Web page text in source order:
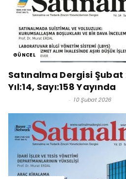
GÜNCEL
Satınalma Dergisi Şubat
Yıl:14, Sayı:158 Yayında
- 10 Şubat 2026